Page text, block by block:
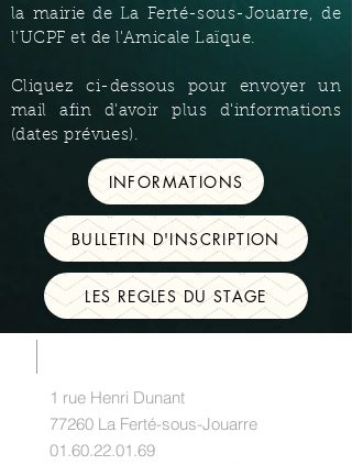
la mairie de La Ferté-sous-Jouarre, de
l'UCPF et de l'Amicale Laïque.
Cliquez ci-dessous pour envoyer un
mail afin d'avoir plus d'informations
(dates prévues).
INFORMATIONS
BULLETIN D'INSCRIPTION
LES REGLES DU STAGE
1 rue Henri Dunant
77260 La Ferté-sous-Jouarre
01.60.22.01.69